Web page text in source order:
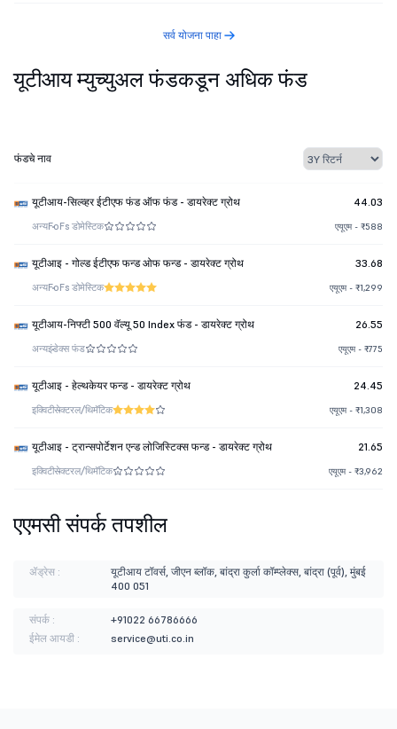
सर्व योजना पाहा
यूटीआय म्युच्युअल फंडकडून अधिक फंड
फंडचे नाव
यूटीआय-सिल्व्हर ईटीएफ फंड ऑफ फंड - डायरेक्ट ग्रोथ 44.03
अन्यFoFs डोमेस्टिक एयूएम - ₹588
यूटीआइ - गोल्ड ईटीएफ फन्ड ओफ फन्ड - डायरेक्ट ग्रोथ 33.68
अन्यFoFs डोमेस्टिक एयूएम - ₹1,299
यूटीआय-निफ्टी 500 वॅल्यू 50 Index फंड - डायरेक्ट ग्रोथ 26.55
अन्यइंडेक्स फंड एयूएम - ₹775
यूटीआइ - हेल्थकेयर फन्ड - डायरेक्ट ग्रोथ 24.45
इक्विटीसेक्टरल/थिमॅटिक एयूएम - ₹1,308
यूटीआइ - ट्रान्सपोर्टेशन एन्ड लोजिस्टिक्स फन्ड - डायरेक्ट ग्रोथ 21.65
इक्विटीसेक्टरल/थिमॅटिक एयूएम - ₹3,962
एएमसी संपर्क तपशील
ॲड्रेस :
यूटीआय टॉवर्स, जीएन ब्लॉक, बांद्रा कुर्ला कॉम्प्लेक्स, बांद्रा (पूर्व), मुंबई
400 051
संपर्क :
+91022 66786666
ईमेल आयडी :
service@uti.co.in